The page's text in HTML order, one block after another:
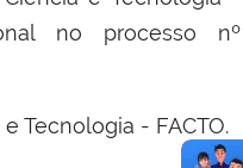
no processo nº
Tecnologia - FACTO.